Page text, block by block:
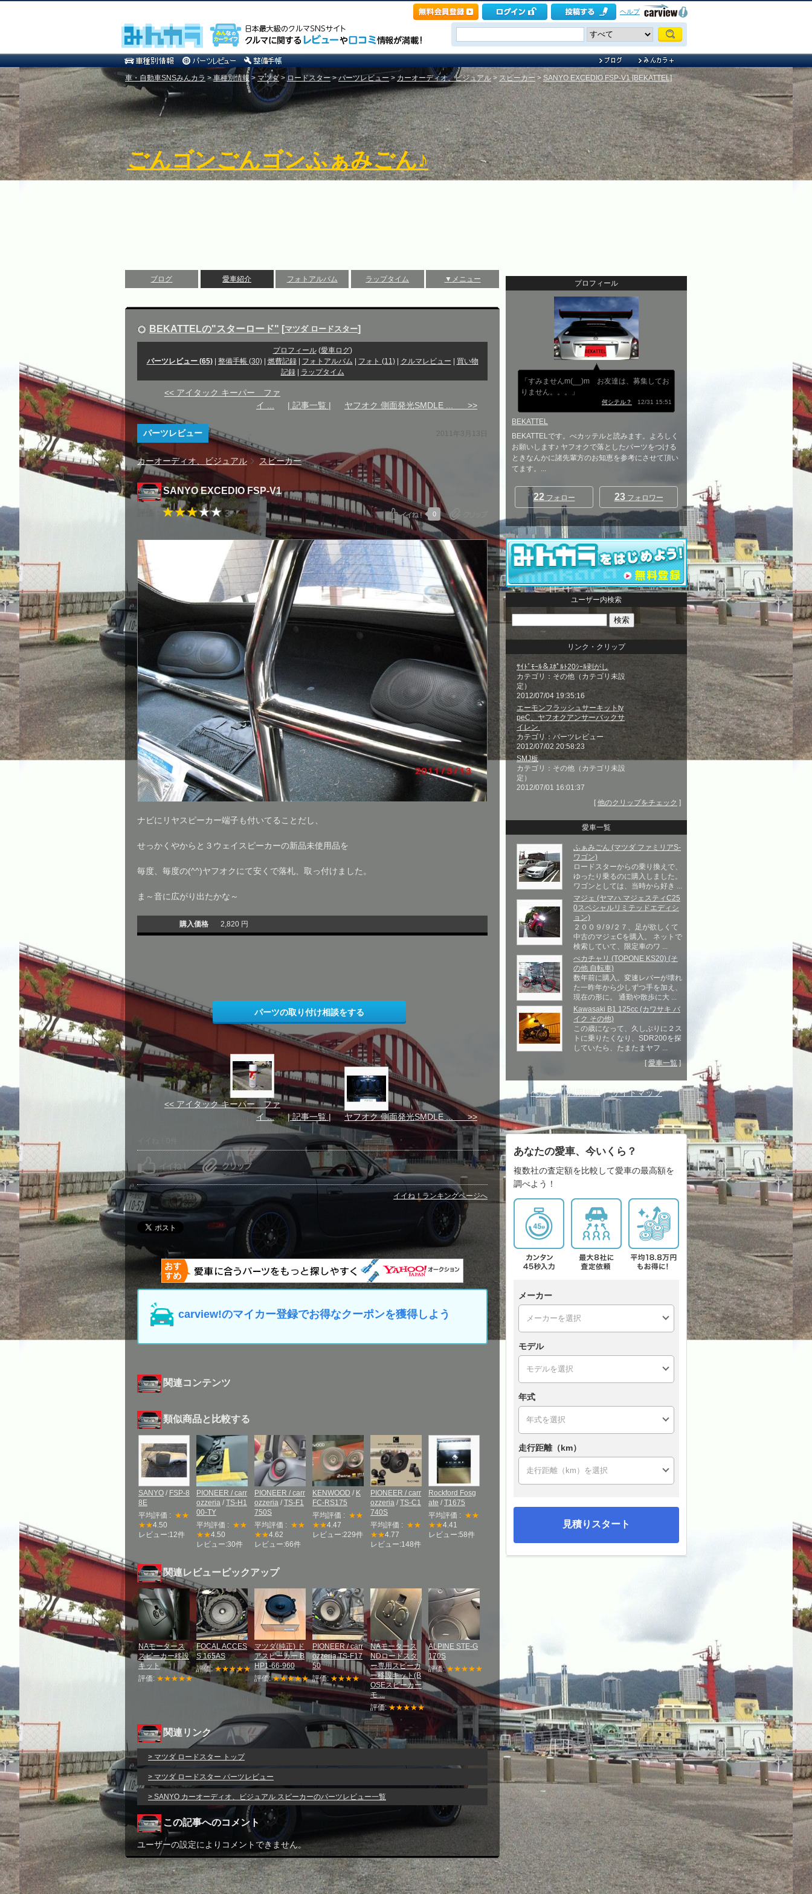
ヘルプ
車・自動車SNSみんカラ >車種別情報 > マツダ> ロードスター>パーツレビュー > カーオーディオ、ビジュアル >スピーカー> SANYO EXCEDIO FSP-V1 [BEKATTEL]
ごんゴンごんゴンふぁみごん♪
ブログ 愛車紹介 フォトアルバム ラップタイム ▼メニュー
BEKATTELの"スターロード" [マツダ ロードスター]
プロフィール(愛車ログ)
パーツレビュー (65)| 整備手帳 (30)| 燃費記録| フォトアルバム フォト (11)| クルマレビュー
買い物
記録| ラップタイム
<< アイタック キーパー ファ
イ ...
| 記事一覧 | ヤフオク 側面発光SMDLE ... >>
パーツレビュー 2011年3月13日
カーオーディオ、ビジュアル スピーカー
SANYO EXCEDIO FSP-V1
3 0
ナビにリヤスピーカー端子も付いてることだし、
せっかくやからと３ウェイスピーカーの新品未使用品を
毎度、毎度の(^^)ヤフオクにて安くで落札、取っ付けました。
ま～音に広がり出たかな～
購入価格 2,820 円
パーツの取り付け相談をする
<< アイタック キーパー ファ
イ ...
| 記事一覧 | ヤフオク 側面発光SMDLE ... >>
イイね！ランキングページへ
carview!のマイカー登録でお得なクーポンを獲得しよう
関連コンテンツ
類似商品と比較する
SANYO / FSP-8
8E
平均評価 : ★★
★★4.50
レビュー:12件
PIONEER / carr
ozzeria / TS-H1
00-TY
平均評価 : ★★
★★4.50
レビュー:30件
PIONEER / carr
ozzeria / TS-F1
750S
平均評価 : ★★
★★4.62
レビュー:66件
KENWOOD / K
FC-RS175
平均評価 : ★★
★★4.47
レビュー:229件
PIONEER / carr
ozzeria / TS-C1
740S
平均評価 : ★★
★★4.77
レビュー:148件
Rockford Fosg
ate / T1675
平均評価 : ★★
★★4.41
レビュー:58件
関連レビューピックアップ
NAモータース
スピーカー移設
キット
評価: ★★★★★
FOCAL ACCES
S 165AS
評価:★★★★★
マツダ(純正) ド
アスピーカー B
HP1-66-960
評価:★★★★★
PIONEER / carr
ozzeria TS-F17
50
評価: ★★★★
NAモータース
NDロードスタ
ー専用スピーカ
ー移設キット(B
OSEスピーカー
モ ...
評価:★★★★★
ALPINE STE-G
170S
評価:★★★★★
関連リンク
> マツダ ロードスター トップ
> マツダ ロードスター パーツレビュー
> SANYO カーオーディオ、ビジュアル スピーカーのパーツレビュー一覧
この記事へのコメント
ユーザーの設定によりコメントできません。
プロフィール
「すみませんm(__)m お友達は、募集してお
りません。。。」
何シテル？ 12/31 15:51
BEKATTEL
BEKATTELです。べカッテルと読みます。よろしく
お願いします♪ ヤフオクで落としたパーツをつける
ときなんかに諸先輩方のお知恵を参考にさせて頂い
てます。...
22フォロー 23フォロワー
ユーザー内検索
リンク・クリップ
ｻｲﾄﾞﾓｰﾙ＆ｽﾎﾟﾙﾄ20ｼｰﾙ剥がし
カテゴリ：その他（カテゴリ未設
定）
2012/07/04 19:35:16
エーモンフラッシュサーキットty
peC、ヤフオクアンサーバックサ
イレン
カテゴリ：パーツレビュー
2012/07/02 20:58:23
SMJ板
カテゴリ：その他（カテゴリ未設
定）
2012/07/01 16:01:37
[ 他のクリップをチェック ]
愛車一覧
ふぁみごん (マツダ ファミリアS-
ワゴン)
ロードスターからの乗り換えで、
ゆったり乗るのに購入しました。
ワゴンとしては、当時から好き ...
マジェ (ヤマハ マジェスティC25
0スペシャルリミテッドエディシ
ョン)
２００９/９/２７、足が欲しくて
中古のマジェCを購入。 ネットで
検索していて、限定車のワ ...
べカチャリ (TOPONE KS20) (そ
の他 自転車)
数年前に購入。変速レバーが壊れ
た一昨年から少しずつ手を加え、
現在の形に。 通勤や散歩に大 ...
Kawasaki B1 125cc (カワサキ バ
イク その他)
この歳になって、久しぶりに２ス
トに乗りたくなり、SDR200を探
していたら、たまたまヤフ ...
[ 愛車一覧 ]
ヘルプ｜利用規約｜サイトマップ
あなたの愛車、今いくら？
複数社の査定額を比較して愛車の最高額を
調べよう！
メーカー
モデル
年式
走行距離（km）
見積りスタート